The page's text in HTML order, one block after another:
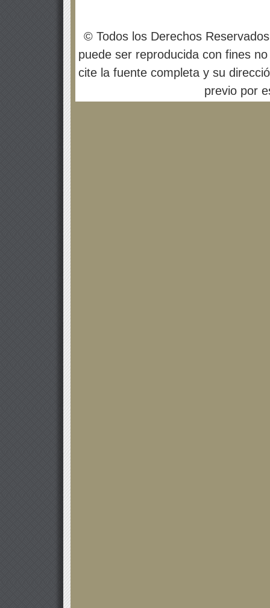
© Todos los Derechos
puede ser reproducida con fines
cite la fuente completa y su
previo por